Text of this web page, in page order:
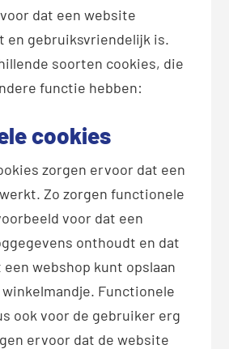
dat een website
en gebruiksvriendelijk is.
soorten cookies, die
functie hebben:
cookies
zorgen ervoor dat een
Zo zorgen functionele
voor dat een
onthoudt en dat
webshop kunt opslaan
Functionele
ook voor de gebruiker erg
ervoor dat de website